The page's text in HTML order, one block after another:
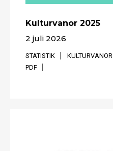
Kulturvanor 2025
2 juli 2026
STATISTIK KULTURVANOR
PDF